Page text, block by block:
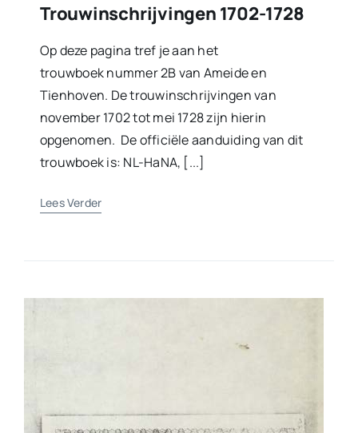
Trouwinschrijvingen 1702-1728
Op deze pagina tref je aan het
trouwboek nummer 2B van Ameide en
Tienhoven. De trouwinschrijvingen van
november 1702 tot mei 1728 zijn hierin
opgenomen. De officiële aanduiding van dit
trouwboek is: NL-HaNA, [...]
Lees Verder